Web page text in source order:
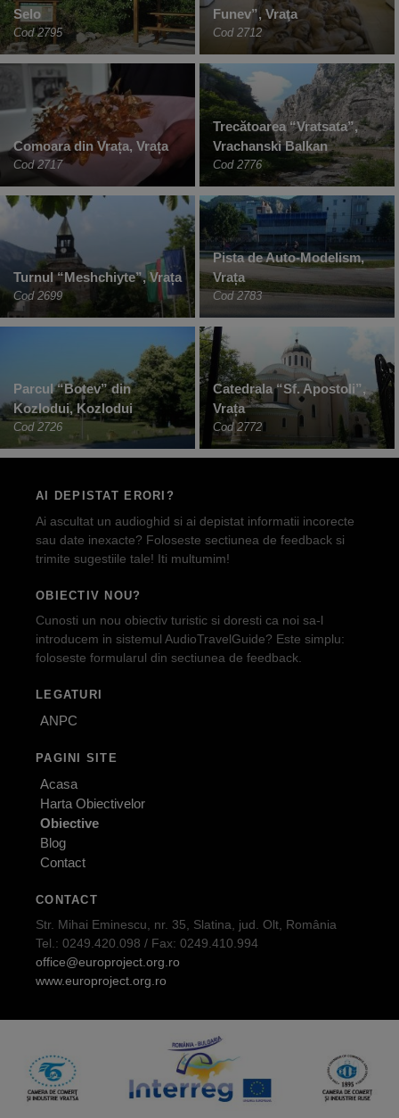
Selo
Cod 2795
Funev”, Vraţa
Cod 2712
Comoara din Vrața, Vrața
Cod 2717
Trecătoarea “Vratsata”,
Vrachanski Balkan
Cod 2776
Turnul “Meshchiyte”, Vrața
Cod 2699
Pista de Auto-Modelism,
Vrața
Cod 2783
Parcul “Botev” din
Kozlodui, Kozlodui
Cod 2726
Catedrala “Sf. Apostoli”,
Vrața
Cod 2772
AI DEPISTAT ERORI?
Ai ascultat un audioghid si ai depistat informatii incorecte
sau date inexacte? Foloseste sectiunea de feedback si
trimite sugestiile tale! Iti multumim!
OBIECTIV NOU?
Cunosti un nou obiectiv turistic si doresti ca noi sa-l
introducem in sistemul AudioTravelGuide? Este simplu:
foloseste formularul din sectiunea de feedback.
LEGATURI
ANPC
PAGINI SITE
Acasa
Harta Obiectivelor
Obiective
Blog
Contact
CONTACT
Str. Mihai Eminescu, nr. 35, Slatina, jud. Olt, România
Tel.: 0249.420.098 / Fax: 0249.410.994
office@europroject.org.ro
www.europroject.org.ro